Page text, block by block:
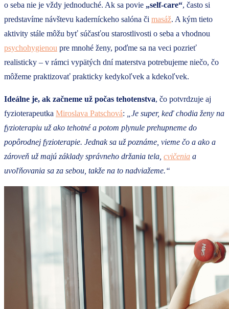
o seba nie je vždy jednoduché. Ak sa povie „self-care“, často si
predstavíme návštevu kaderníckeho salóna či masáž. A kým tieto
aktivity stále môžu byť súčasťou starostlivosti o seba a vhodnou
psychohygienou pre mnohé ženy, poďme sa na veci pozrieť
realisticky – v rámci vypätých dní materstva potrebujeme niečo, čo
môžeme praktizovať prakticky kedykoľvek a kdekoľvek.
Ideálne je, ak začneme už počas tehotenstva, čo potvrdzuje aj
fyzioterapeutka Miroslava Patschová: „Je super, keď chodia ženy na
fyzioterapiu už ako tehotné a potom plynule prehupneme do
popôrodnej fyzioterapie. Jednak sa už poznáme, vieme čo a ako a
zároveň už majú základy správneho držania tela, cvičenia a
uvoľňovania sa za sebou, takže na to nadviažeme.“